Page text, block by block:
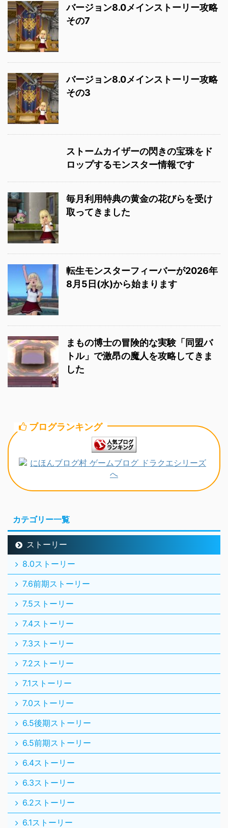
バージョン8.0メインストーリー攻略
その7
バージョン8.0メインストーリー攻略
その3
ストームカイザーの閃きの宝珠をド
ロップするモンスター情報です
毎月利用特典の黄金の花びらを受け
取ってきました
転生モンスターフィーバーが2026年
8月5日(水)から始まります
まもの博士の冒険的な実験「同盟バ
トル」で激昂の魔人を攻略してきま
した
ブログランキング
カテゴリー一覧
ストーリー
8.0ストーリー
7.6前期ストーリー
7.5ストーリー
7.4ストーリー
7.3ストーリー
7.2ストーリー
7.1ストーリー
7.0ストーリー
6.5後期ストーリー
6.5前期ストーリー
6.4ストーリー
6.3ストーリー
6.2ストーリー
6.1ストーリー